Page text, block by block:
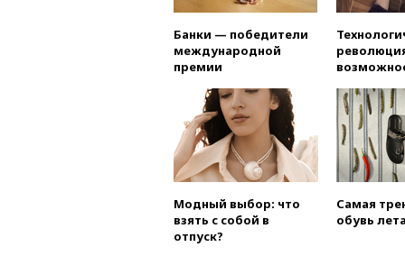
Банки — победители
международной
премии
Модный выбор: что
взять с собой в
отпуск?
Самая
обувь